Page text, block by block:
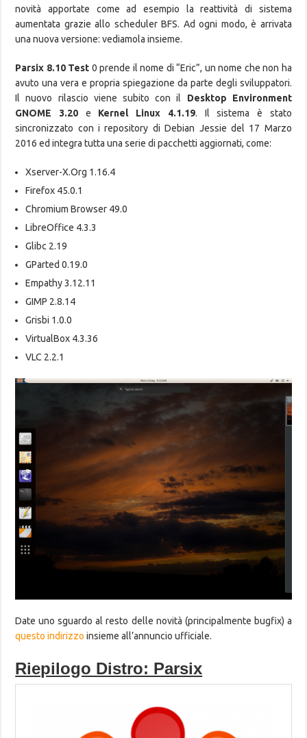
novità apportate come ad esempio la reattività di sistema
aumentata grazie allo scheduler BFS. Ad ogni modo, è arrivata
una nuova versione: vediamola insieme.
Parsix 8.10 Test 0 prende il nome di “Eric”, un nome che non ha
avuto una vera e propria spiegazione da parte degli sviluppatori.
Il nuovo rilascio viene subito con il Desktop Environment
GNOME 3.20e Kernel Linux 4.1.19. Il sistema è stato
sincronizzato con i repository di Debian Jessie del 17 Marzo
2016 ed integra tutta una serie di pacchetti aggiornati, come:
Xserver-X.Org 1.16.4
Firefox 45.0.1
Chromium Browser 49.0
LibreOffice 4.3.3
Glibc 2.19
GParted 0.19.0
Empathy 3.12.11
GIMP 2.8.14
Grisbi 1.0.0
VirtualBox 4.3.36
VLC 2.2.1
Date uno sguardo al resto delle novità (principalmente bugfix) a
questo indirizzo insieme all’annuncio ufficiale.
Riepilogo Distro: Parsix